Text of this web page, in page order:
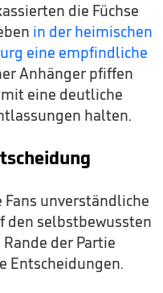
die Füchse
in der heimischen
eine empfindliche
Anhänger pfiffen
eine deutliche
halten.
unverständliche
den selbstbewussten
der Partie
Entscheidungen.